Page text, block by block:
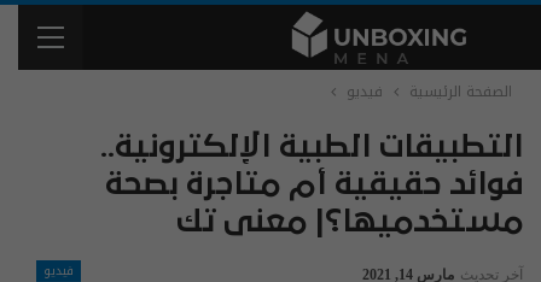
الصفحة الرئيسية فيديو
التطبيقات الطبية الإلكترونية..
فوائد حقيقية أم متاجرة بصحة
مستخدميها؟| معنى تك
فيديو آخر تحديث مارس 14, 2021